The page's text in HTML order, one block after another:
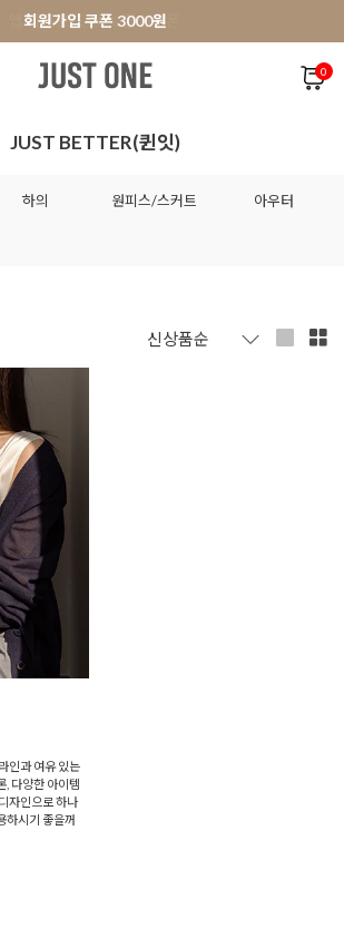
앱 다운로드 10% 할인쿠폰
회원가입 쿠폰 3000원
앱 다운로드 10% 할인쿠폰
0
오늘출발 MADE . J
JUST BETTER(퀸잇)
하의 원피스/스커트 아우터
인과 여유 있는
, 다양한 아이템
자인으로 하나
하시기 좋을꺼